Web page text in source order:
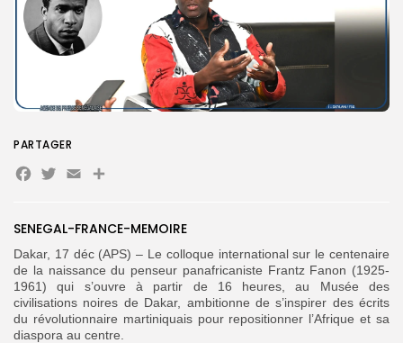
for:
Button
FR
SENEGAL-FRANCE-MEMOIRE
Dakar, 17 déc (APS) – Le colloque international sur le centenaire
de la naissance du penseur panafricaniste Frantz Fanon (1925-
1961) qui s’ouvre à partir de 16 heures, au Musée des
civilisations noires de Dakar, ambitionne de s’inspirer des écrits
du révolutionnaire martiniquais pour repositionner l’Afrique et sa
diaspora au centre.
PARTAGER
Facebook
Twitter
EmailPartager